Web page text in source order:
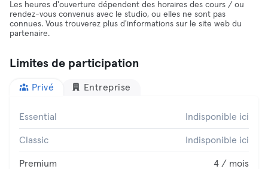
Les heures d'ouverture dépendent des horaires des cours / ou
rendez-vous convenus avec le studio, ou elles ne sont pas
connues. Vous trouverez plus d'informations sur le site web du
partenaire.
Limites de participation
Privé Entreprise
Essential Indisponible ici
Classic Indisponible ici
Premium 4 / mois